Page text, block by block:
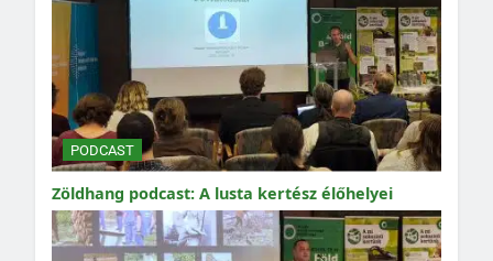
PODCAST
Zöldhang podcast: A lusta kertész élőhelyei